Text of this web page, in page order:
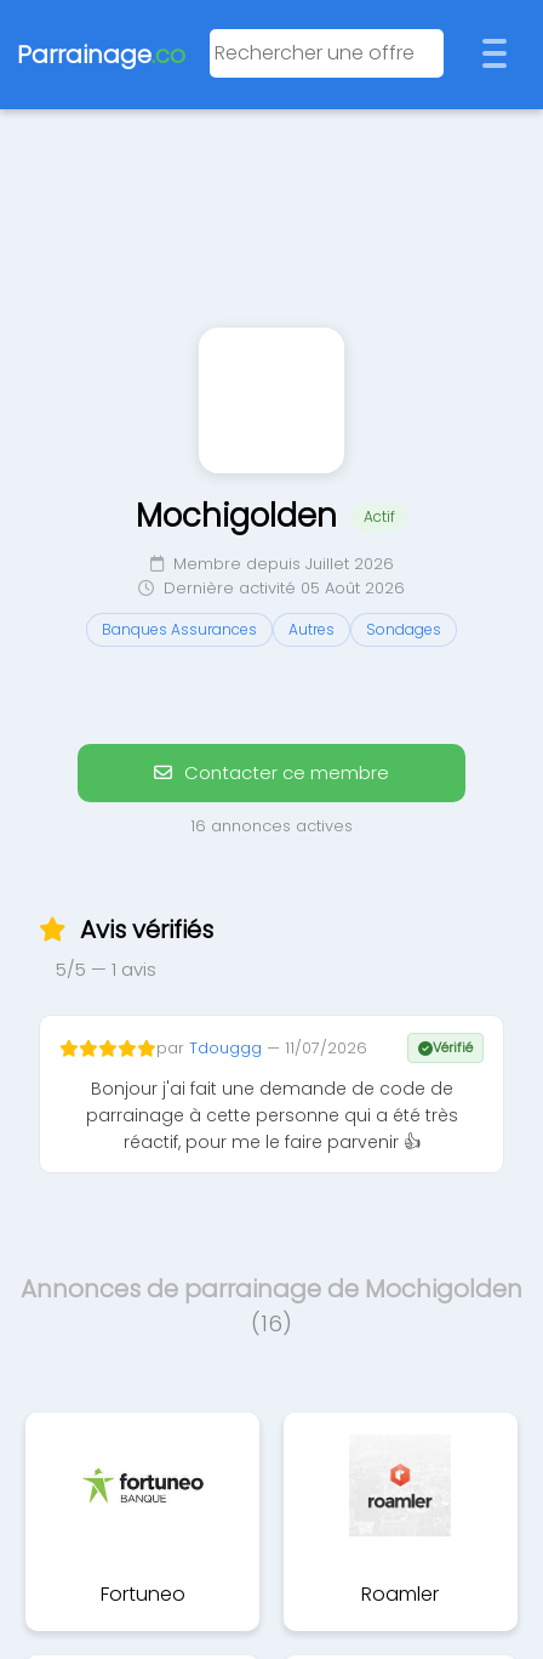
Parrainage.co
Mochigolden Actif
Membre depuis Juillet 2026
Dernière activité 05 Août 2026
Banques Assurances Autres Sondages
Contacter ce membre
16 annonces actives
Avis vérifiés
5/5 — 1 avis
parTdouggg — 11/07/2026 Vérifié
Bonjour j'ai fait une demande de code de
parrainage à cette personne qui a été très
réactif, pour me le faire parvenir 👍
Annonces de parrainage de Mochigolden
(16)
Fortuneo Roamler